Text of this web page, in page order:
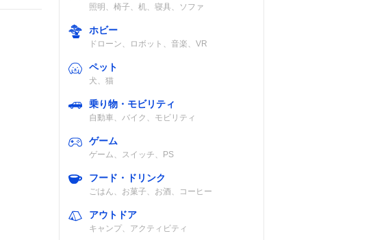
照明、椅子、机、寝具、ソファ
ホビー
ドローン、ロボット、音楽、VR
ペット
犬、猫
乗り物・モビリティ
自動車、バイク、モビリティ
ゲーム
ゲーム、スイッチ、PS
フード・ドリンク
ごはん、お菓子、お酒、コーヒー
アウトドア
キャンプ、アクティビティ